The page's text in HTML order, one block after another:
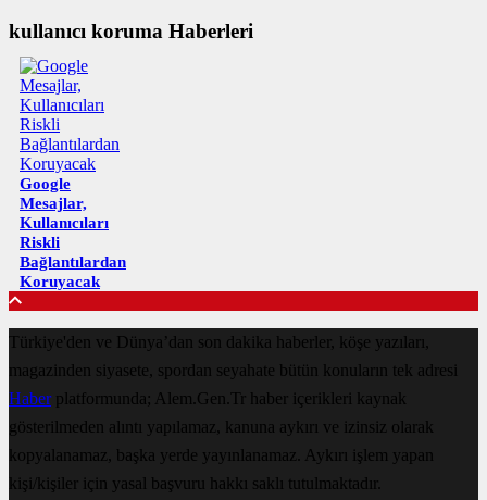
kullanıcı koruma Haberleri
Google
Mesajlar,
Kullanıcıları
Riskli
Bağlantılardan
Koruyacak
Türkiye'den ve Dünya’dan son dakika haberler, köşe yazıları,
magazinden siyasete, spordan seyahate bütün konuların tek adresi
Haberplatformunda; Alem.Gen.Tr haber içerikleri kaynak
gösterilmeden alıntı yapılamaz, kanuna aykırı ve izinsiz olarak
kopyalanamaz, başka yerde yayınlanamaz. Aykırı işlem yapan
kişi/kişiler için yasal başvuru hakkı saklı tutulmaktadır.